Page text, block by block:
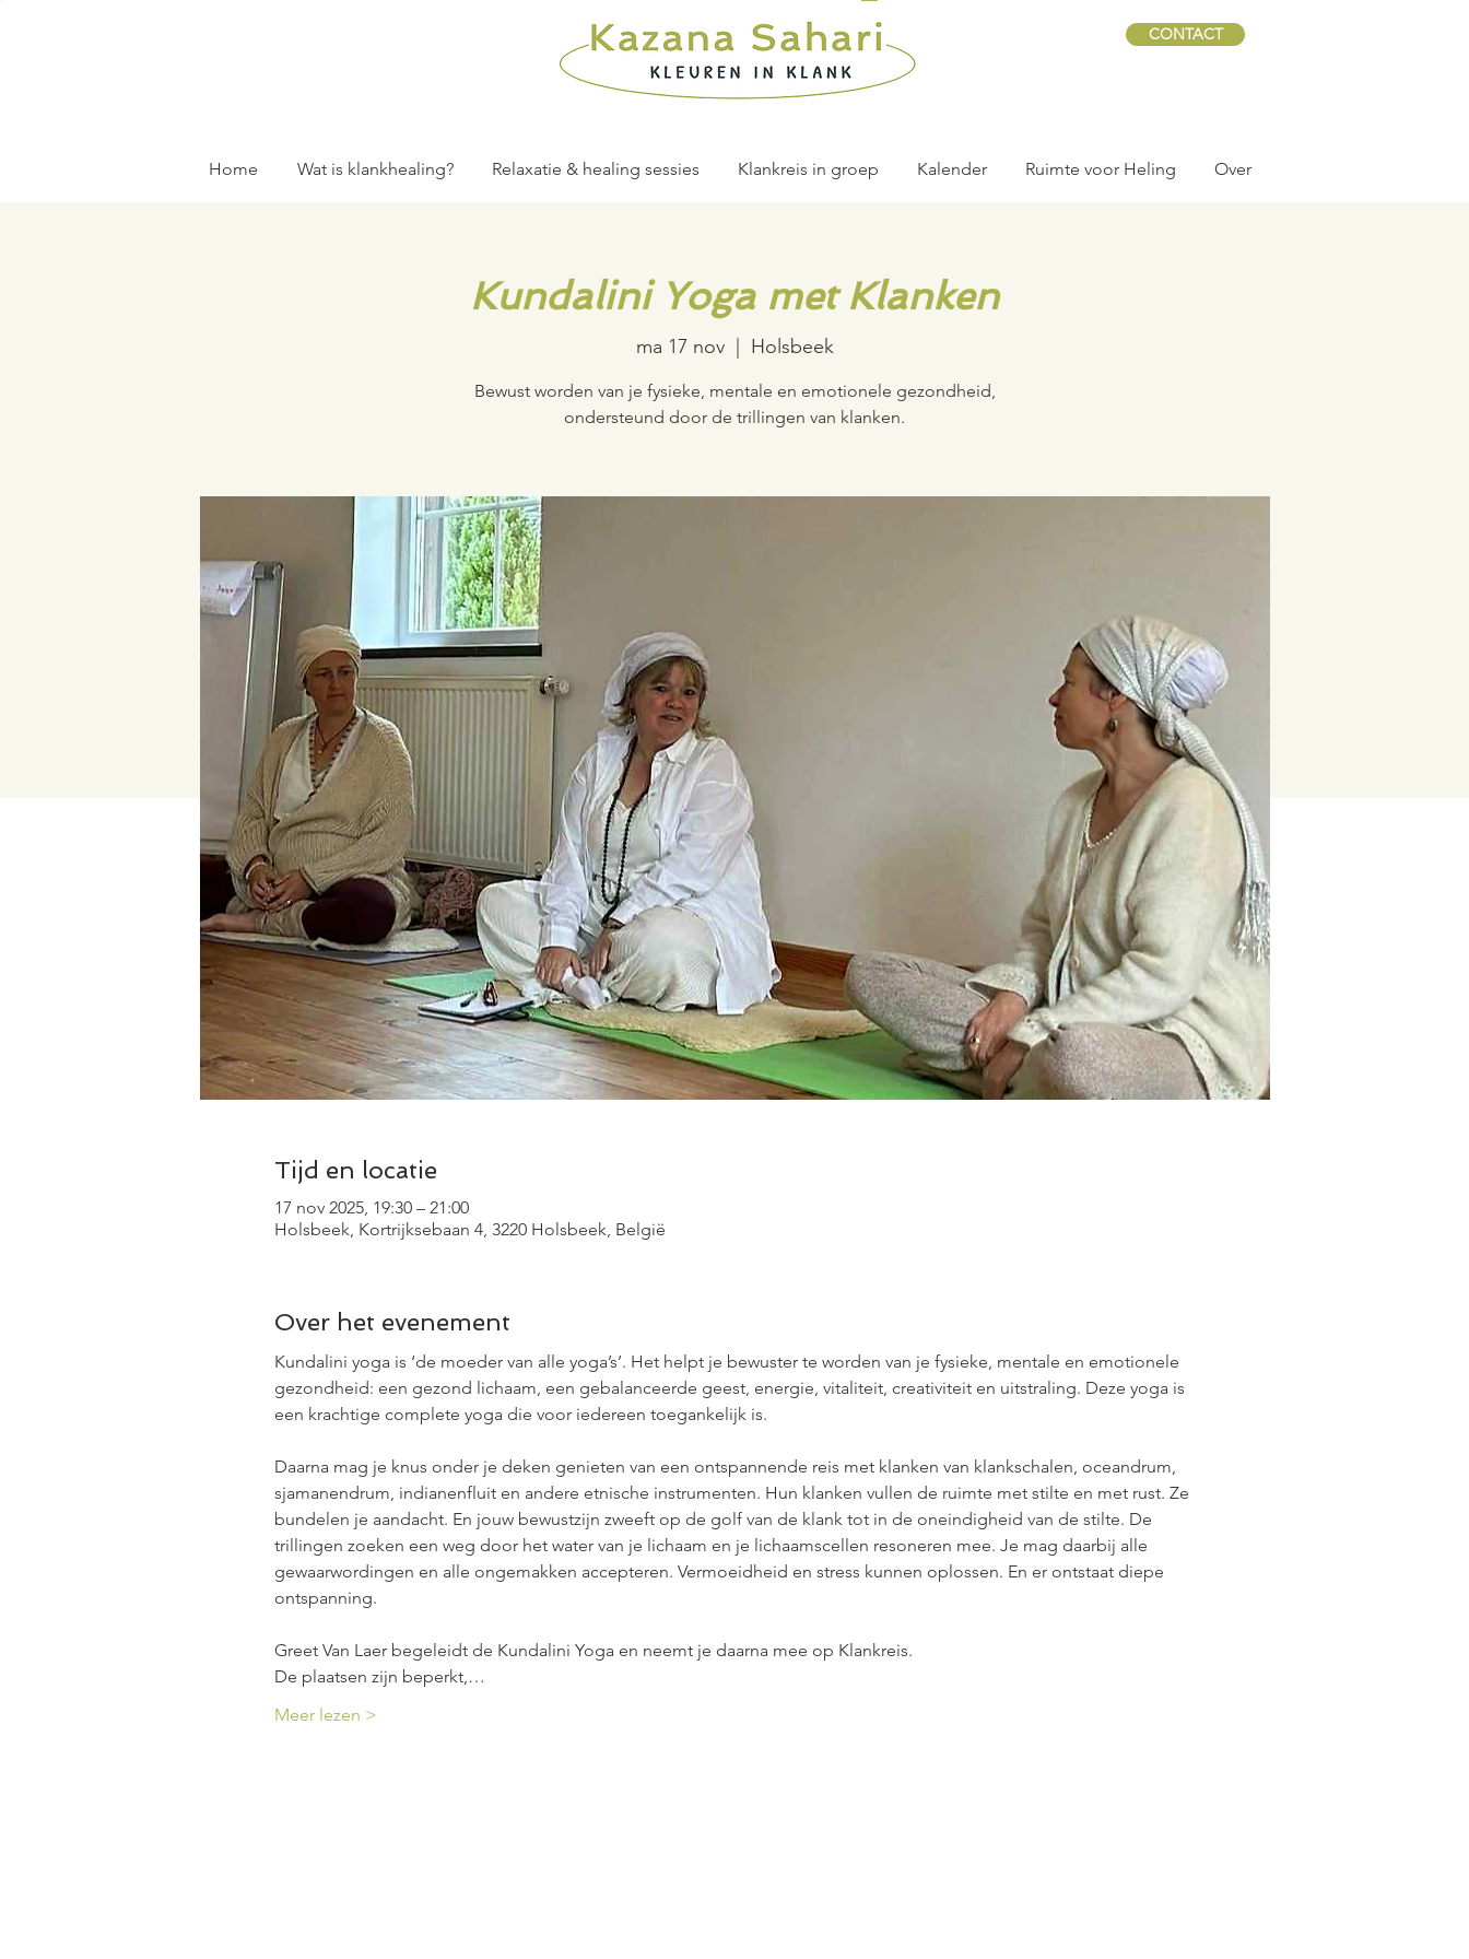
CONTACT
Home Wat is klankhealing? Relaxatie & healing sessies Klankreis in groep Kalender Ruimte voor Heling Over
Kundalini Yoga met Klanken
ma 17 nov
  |
Holsbeek
Bewust worden van je fysieke, mentale en emotionele gezondheid,
ondersteund door de trillingen van klanken.
Tijd en locatie
17 nov 2025, 19:30 – 21:00
Holsbeek, Kortrijksebaan 4, 3220 Holsbeek, België
Over het evenement
Kundalini yoga is ‘de moeder van alle yoga’s’. Het helpt je bewuster te worden van je fysieke, mentale en emotionele
gezondheid: een gezond lichaam, een gebalanceerde geest, energie, vitaliteit, creativiteit en uitstraling. Deze yoga is
een krachtige complete yoga die voor iedereen toegankelijk is.
Daarna mag je knus onder je deken genieten van een ontspannende reis met klanken van klankschalen, oceandrum,
sjamanendrum, indianenfluit en andere etnische instrumenten. Hun klanken vullen de ruimte met stilte en met rust. Ze
bundelen je aandacht. En jouw bewustzijn zweeft op de golf van de klank tot in de oneindigheid van de stilte. De
trillingen zoeken een weg door het water van je lichaam en je lichaamscellen resoneren mee. Je mag daarbij alle
gewaarwordingen en alle ongemakken accepteren. Vermoeidheid en stress kunnen oplossen. En er ontstaat diepe
ontspanning.
Greet Van Laer begeleidt de Kundalini Yoga en neemt je daarna mee op Klankreis.
De plaatsen zijn beperkt,…
Meer lezen >